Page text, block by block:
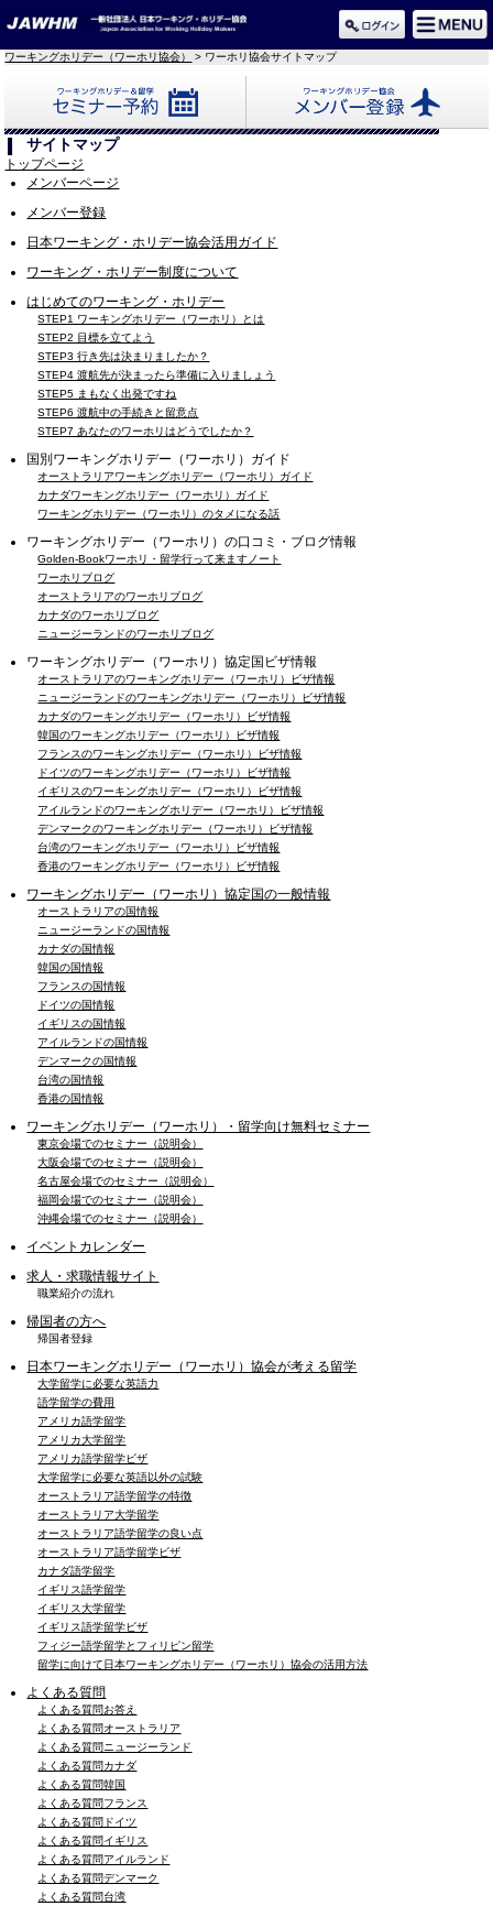
ワーキングホリデー（ワーホリ協会） > ワーホリ協会サイトマップ
セミナー予約 メンバー登録
サイトマップ
トップページ
メンバーページ
メンバー登録
日本ワーキング・ホリデー協会活用ガイド
ワーキング・ホリデー制度について
はじめてのワーキング・ホリデー
STEP1 ワーキングホリデー（ワーホリ）とは
STEP2 目標を立てよう
STEP3 行き先は決まりましたか？
STEP4 渡航先が決まったら準備に入りましょう
STEP5 まもなく出発ですね
STEP6 渡航中の手続きと留意点
STEP7 あなたのワーホリはどうでしたか？
国別ワーキングホリデー（ワーホリ）ガイド
オーストラリアワーキングホリデー（ワーホリ）ガイド
カナダワーキングホリデー（ワーホリ）ガイド
ワーキングホリデー（ワーホリ）のタメになる話
ワーキングホリデー（ワーホリ）の口コミ・ブログ情報
Golden-Bookワーホリ・留学行って来ますノート
ワーホリブログ
オーストラリアのワーホリブログ
カナダのワーホリブログ
ニュージーランドのワーホリブログ
ワーキングホリデー（ワーホリ）協定国ビザ情報
オーストラリアのワーキングホリデー（ワーホリ）ビザ情報
ニュージーランドのワーキングホリデー（ワーホリ）ビザ情報
カナダのワーキングホリデー（ワーホリ）ビザ情報
韓国のワーキングホリデー（ワーホリ）ビザ情報
フランスのワーキングホリデー（ワーホリ）ビザ情報
ドイツのワーキングホリデー（ワーホリ）ビザ情報
イギリスのワーキングホリデー（ワーホリ）ビザ情報
アイルランドのワーキングホリデー（ワーホリ）ビザ情報
デンマークのワーキングホリデー（ワーホリ）ビザ情報
台湾のワーキングホリデー（ワーホリ）ビザ情報
香港のワーキングホリデー（ワーホリ）ビザ情報
ワーキングホリデー（ワーホリ）協定国の一般情報
オーストラリアの国情報
ニュージーランドの国情報
カナダの国情報
韓国の国情報
フランスの国情報
ドイツの国情報
イギリスの国情報
アイルランドの国情報
デンマークの国情報
台湾の国情報
香港の国情報
ワーキングホリデー（ワーホリ）・留学向け無料セミナー
東京会場でのセミナー（説明会）
大阪会場でのセミナー（説明会）
名古屋会場でのセミナー（説明会）
福岡会場でのセミナー（説明会）
沖縄会場でのセミナー（説明会）
イベントカレンダー
求人・求職情報サイト
職業紹介の流れ
帰国者の方へ
帰国者登録
日本ワーキングホリデー（ワーホリ）協会が考える留学
大学留学に必要な英語力
語学留学の費用
アメリカ語学留学
アメリカ大学留学
アメリカ語学留学ビザ
大学留学に必要な英語以外の試験
オーストラリア語学留学の特徴
オーストラリア大学留学
オーストラリア語学留学の良い点
オーストラリア語学留学ビザ
カナダ語学留学
イギリス語学留学
イギリス大学留学
イギリス語学留学ビザ
フィジー語学留学とフィリピン留学
留学に向けて日本ワーキングホリデー（ワーホリ）協会の活用方法
よくある質問
よくある質問お答え
よくある質問オーストラリア
よくある質問ニュージーランド
よくある質問カナダ
よくある質問韓国
よくある質問フランス
よくある質問ドイツ
よくある質問イギリス
よくある質問アイルランド
よくある質問デンマーク
よくある質問台湾